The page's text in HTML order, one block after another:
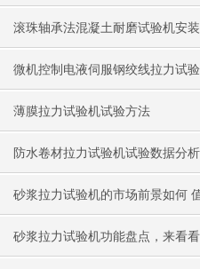
用
滚珠轴承法混凝土耐磨试验机安
用试验方法
微机控制电液伺服钢绞线拉力试
技术参数
薄膜拉力试验机试验方法
防水卷材拉力试验机试验数据分析
砂浆拉力试验机的市场前景如何
投资吗？
砂浆拉力试验机功能盘点，来看